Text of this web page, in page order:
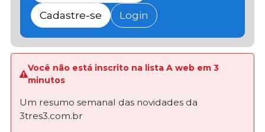
Cadastre-se Login
Você não está inscrito na lista A web em 3
minutos
Um resumo semanal das novidades da
3tres3.com.br